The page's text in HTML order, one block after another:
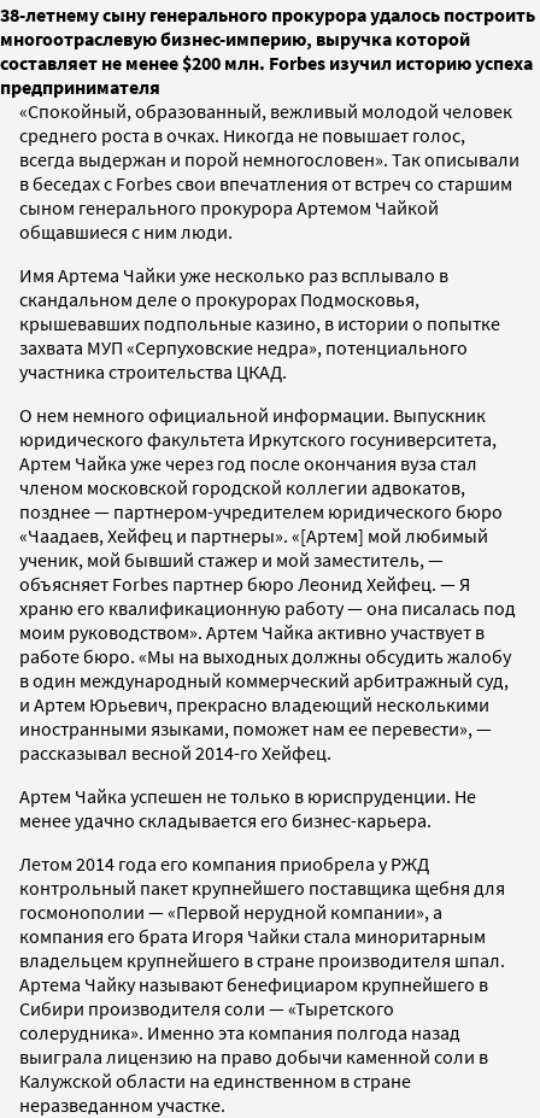
38-летнему сыну генерального прокурора удалось построить
многоотраслевую бизнес-империю, выручка которой
составляет не менее $200 млн. Forbes изучил историю успеха
предпринимателя
«Спокойный, образованный, вежливый молодой человек
среднего роста в очках. Никогда не повышает голос,
всегда выдержан и порой немногословен». Так описывали
в беседах с Forbes свои впечатления от встреч со старшим
сыном генерального прокурора Артемом Чайкой
общавшиеся с ним люди.
Имя Артема Чайки уже несколько раз всплывало в
скандальном деле о прокурорах Подмосковья,
крышевавших подпольные казино, в истории о попытке
захвата МУП «Серпуховские недра», потенциального
участника строительства ЦКАД.
О нем немного официальной информации. Выпускник
юридического факультета Иркутского госуниверситета,
Артем Чайка уже через год после окончания вуза стал
членом московской городской коллегии адвокатов,
позднее — партнером-учредителем юридического бюро
«Чаадаев, Хейфец и партнеры». «[Артем] мой любимый
ученик, мой бывший стажер и мой заместитель, —
объясняет Forbes партнер бюро Леонид Хейфец. — Я
храню его квалификационную работу — она писалась под
моим руководством». Артем Чайка активно участвует в
работе бюро. «Мы на выходных должны обсудить жалобу
в один международный коммерческий арбитражный суд,
и Артем Юрьевич, прекрасно владеющий несколькими
иностранными языками, поможет нам ее перевести», —
рассказывал весной 2014-го Хейфец.
Артем Чайка успешен не только в юриспруденции. Не
менее удачно складывается его бизнес-карьера.
Летом 2014 года его компания приобрела у РЖД
контрольный пакет крупнейшего поставщика щебня для
госмонополии — «Первой нерудной компании», а
компания его брата Игоря Чайки стала миноритарным
владельцем крупнейшего в стране производителя шпал.
Артема Чайку называют бенефициаром крупнейшего в
Сибири производителя соли — «Тыретского
солерудника». Именно эта компания полгода назад
выиграла лицензию на право добычи каменной соли в
Калужской области на единственном в стране
неразведанном участке.